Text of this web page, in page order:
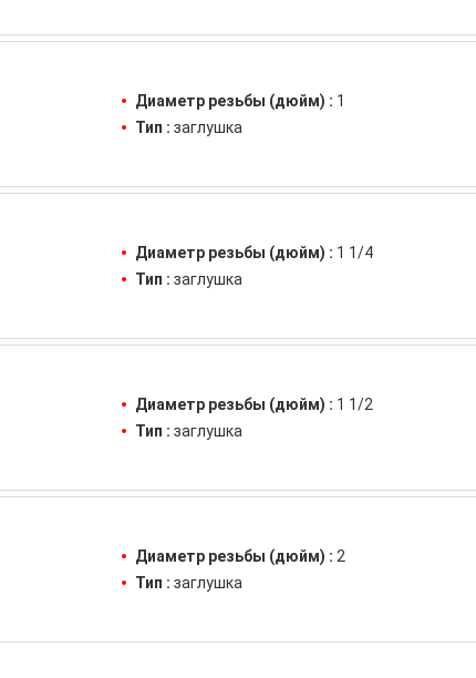
Диаметр резьбы (дюйм) : 1
Тип : заглушка
Диаметр резьбы (дюйм) : 1 1/4
Тип : заглушка
Диаметр резьбы (дюйм) : 1 1/2
Тип : заглушка
Диаметр резьбы (дюйм) : 2
Тип : заглушка